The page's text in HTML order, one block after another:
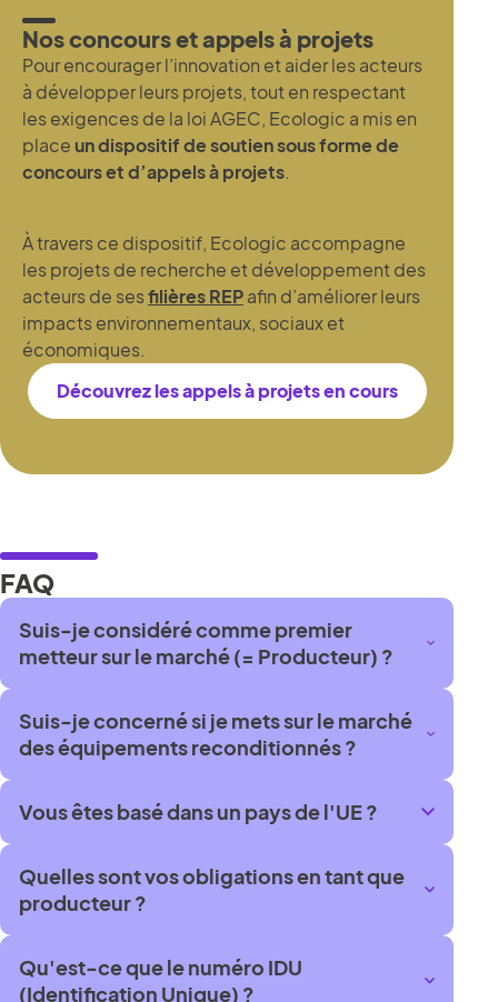
Nos concours et appels à projets
Pour encourager l’innovation et aider les acteurs
à développer leurs projets, tout en respectant
les exigences de la loi AGEC, Ecologic a mis en
placeun dispositif de soutien sous forme de
concours et d’appels à projets.
À travers ce dispositif, Ecologic accompagne
les projets de recherche et développement des
acteurs de sesfilières REPafin d’améliorer leurs
impacts environnementaux, sociaux et
économiques.
Découvrez les appels à projets en cours
FAQ
Suis-je considéré comme premier
metteur sur le marché (= Producteur) ?
Suis-je concerné si je mets sur le marché
des équipements reconditionnés ?
Vous êtes basé dans un pays de l'UE ?
Quelles sont vos obligations en tant que
producteur ?
Qu'est-ce que le numéro IDU
(Identification Unique) ?